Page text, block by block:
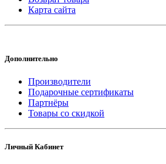
Карта сайта
Дополнительно
Производители
Подарочные сертификаты
Партнёры
Товары со скидкой
Личный Кабинет